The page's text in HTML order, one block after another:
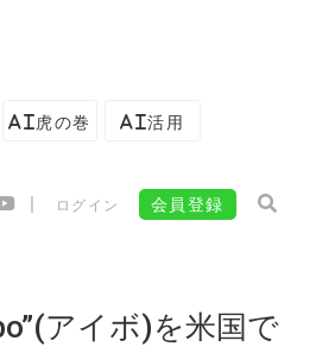
AI虎の巻 AI活用
ログイン 会員登録
アイボ)を米国で